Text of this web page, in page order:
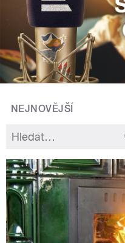
NEJNOVĚJŠÍ